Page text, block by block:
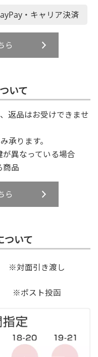
・キャリア決済
ら
いて
返品はお受けできませ
承ります。
異なっている場合
商品
ら
ついて
※対面引き渡し
※ポスト投函